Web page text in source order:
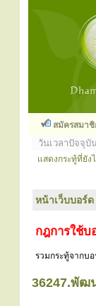
สมัครสมาชิ
วันเวลาปัจจุบั
แสดงกระทู้ที่ยัง
หน้าเว็บบอร์ด
กฎการใช้บ
รวมกระทู้จากบอ
36247.พัฒ